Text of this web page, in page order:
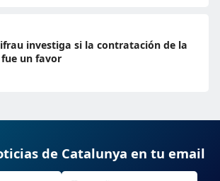
investiga si la contratación de la
un favor
de Catalunya en tu email